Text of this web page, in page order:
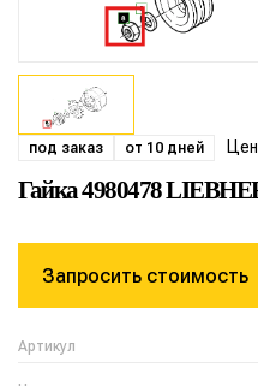
под заказ от 10 дней
Гайка 4980478
Артикул
Запросить стоимость